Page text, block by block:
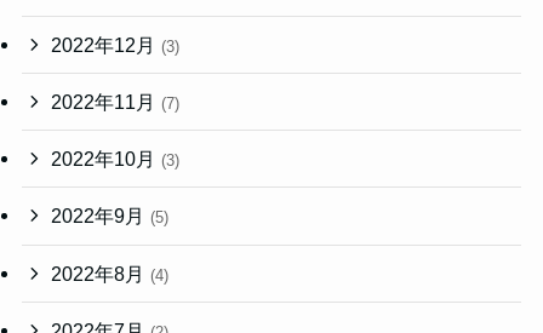
2022年12月 (3)
2022年11月 (7)
2022年10月 (3)
2022年9月 (5)
2022年8月 (4)